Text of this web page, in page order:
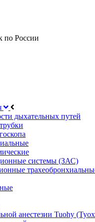
по России
дыхательных путей
системы (ЗАС)
анестезии Tuohy